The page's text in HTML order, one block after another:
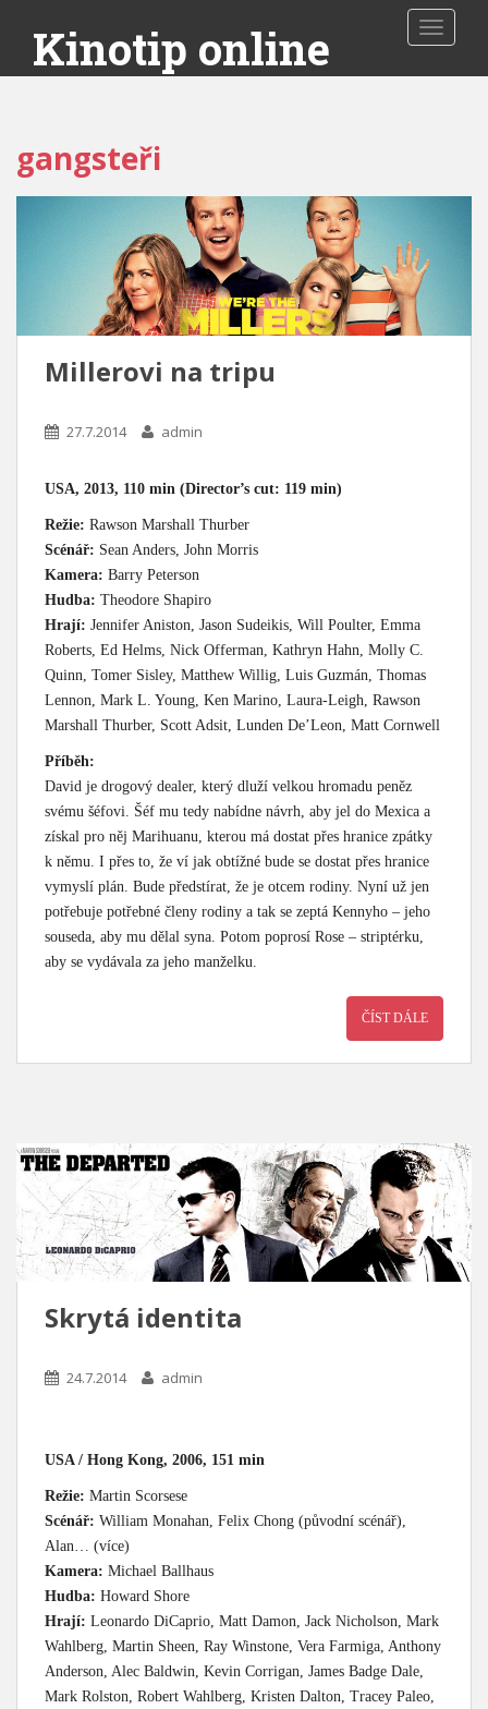
Toggle
Kinotip online
gangsteři
Millerovi na tripu
27.7.2014 admin
USA, 2013, 110 min (Director’s cut: 119 min)
Režie: Rawson Marshall Thurber
Scénář: Sean Anders, John Morris
Kamera: Barry Peterson
Hudba: Theodore Shapiro
Hrají: Jennifer Aniston, Jason Sudeikis, Will Poulter, Emma
Roberts, Ed Helms, Nick Offerman, Kathryn Hahn, Molly C.
Quinn, Tomer Sisley, Matthew Willig, Luis Guzmán, Thomas
Lennon, Mark L. Young, Ken Marino, Laura-Leigh, Rawson
Marshall Thurber, Scott Adsit, Lunden De’Leon, Matt Cornwell
Příběh:
David je drogový dealer, který dluží velkou hromadu peněz
svému šéfovi. Šéf mu tedy nabídne návrh, aby jel do Mexica a
získal pro něj Marihuanu, kterou má dostat přes hranice zpátky
k němu. I přes to, že ví jak obtížné bude se dostat přes hranice
vymyslí plán. Bude předstírat, že je otcem rodiny. Nyní už jen
potřebuje potřebné členy rodiny a tak se zeptá Kennyho – jeho
souseda, aby mu dělal syna. Potom poprosí Rose – striptérku,
aby se vydávala za jeho manželku.
ČÍST DÁLE
Skrytá identita
24.7.2014 admin
USA / Hong Kong, 2006, 151 min
Režie: Martin Scorsese
Scénář: William Monahan, Felix Chong (původní scénář),
Alan… (více)
Kamera: Michael Ballhaus
Hudba: Howard Shore
Hrají: Leonardo DiCaprio, Matt Damon, Jack Nicholson, Mark
Wahlberg, Martin Sheen, Ray Winstone, Vera Farmiga, Anthony
Anderson, Alec Baldwin, Kevin Corrigan, James Badge Dale,
Mark Rolston, Robert Wahlberg, Kristen Dalton, Tracey Paleo,